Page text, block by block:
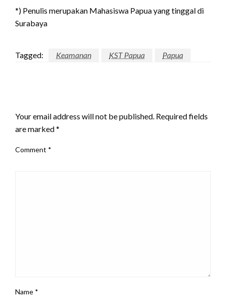
*) Penulis merupakan Mahasiswa Papua yang tinggal di
Surabaya
Tagged: Keamanan KST Papua Papua
Your email address will not be published. Required fields
are marked*
Comment *
Name *